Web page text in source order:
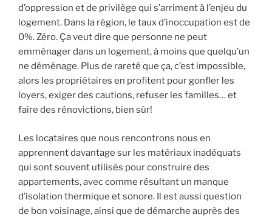
d’oppression et de privilège qui s’arriment à l’enjeu du
logement. Dans la région, le taux d’inoccupation est de
0%. Zéro. Ça veut dire que personne ne peut
emménager dans un logement, à moins que quelqu’un
ne déménage. Plus de rareté que ça, c’est impossible,
alors les propriétaires en profitent pour gonfler les
loyers, exiger des cautions, refuser les familles… et
faire des rénovictions, bien sûr!
Les locataires que nous rencontrons nous en
apprennent davantage sur les matériaux inadéquats
qui sont souvent utilisés pour construire des
appartements, avec comme résultant un manque
d’isolation thermique et sonore. Il est aussi question
de bon voisinage, ainsi que de démarche auprès des